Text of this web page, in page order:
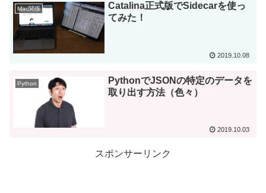
Mac関係
Catalina正式版でSidecarを使っ
てみた！
2019.10.08
Python
PythonでJSONの特定のデータを
取り出す方法（色々）
2019.10.03
スポンサーリンク